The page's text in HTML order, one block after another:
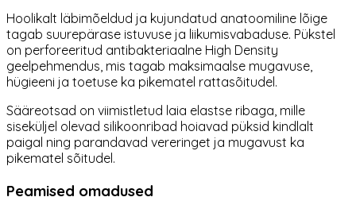
Hoolikalt läbimõeldud ja kujundatud anatoomiline lõige
tagab suurepärase istuvuse ja liikumisvabaduse. Pükstel
on perforeeritud antibakteriaalne High Density
geelpehmendus, mis tagab maksimaalse mugavuse,
hügieeni ja toetuse ka pikematel rattasõitudel.
Sääreotsad on viimistletud laia elastse ribaga, mille
siseküljel olevad silikoonribad hoiavad püksid kindlalt
paigal ning parandavad vereringet ja mugavust ka
pikematel sõitudel.
Peamised omadused